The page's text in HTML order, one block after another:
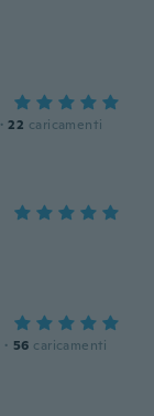
· 22 caricamenti
· 56 caricamenti